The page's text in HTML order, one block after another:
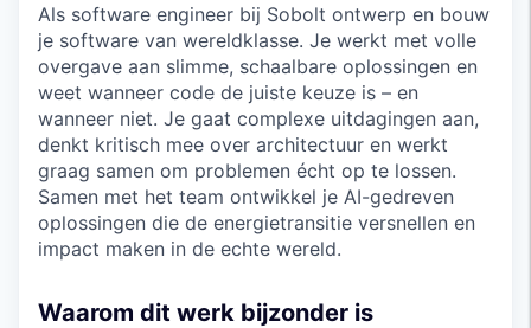
Als software engineer bij Sobolt ontwerp en bouw
je software van wereldklasse. Je werkt met volle
overgave aan slimme, schaalbare oplossingen en
weet wanneer code de juiste keuze is – en
wanneer niet. Je gaat complexe uitdagingen aan,
denkt kritisch mee over architectuur en werkt
graag samen om problemen écht op te lossen.
Samen met het team ontwikkel je AI-gedreven
oplossingen die de energietransitie versnellen en
impact maken in de echte wereld.
Waarom dit werk bijzonder is